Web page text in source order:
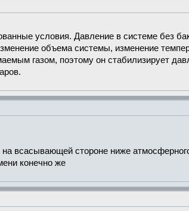
условия. Давление в системе без
объема системы, изменение
газом, поэтому он стабилизирует
всасывающей стороне ниже
конечно же